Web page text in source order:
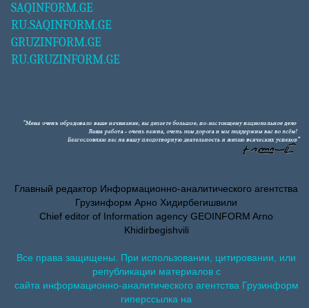
SAQINFORM.GE
RU.SAQINFORM.GE
GRUZINFORM.GE
RU.GRUZINFORM.GE
Главный редактор Информационно-аналитического агентства
Грузинформ Арно Хидирбегишвили
Chief editor of Information agency GEOINFORM Arno
Khidirbegishvili
Все права защищены. При использовании, цитировании, или
републикации материалов с
сайта информационно-аналитического агентства Грузинформ
гиперссылка на